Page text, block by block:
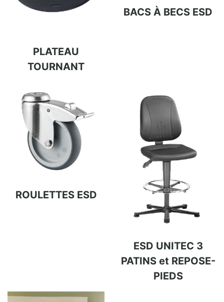
PLATEAU
TOURNANT
BACS À BECS ESD
ROULETTES ESD
ESD UNITEC 3
PATINS et REPOSE-
PIEDS